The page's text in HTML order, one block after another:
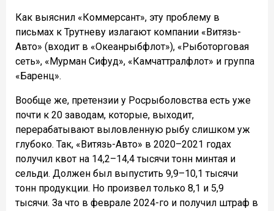
Как выяснил «Коммерсант», эту проблему в
письмах к Трутневу излагают компании «Витязь-
Авто» (входит в «Океанрыбфлот»), «Рыботорговая
сеть», «Мурман Сифуд», «Камчаттралфлот» и группа
«Баренц».
Вообще же, претензии у Росрыболовства есть уже
почти к 20 заводам, которые, выходит,
перерабатывают выловленную рыбу слишком уж
глубоко. Так, «Витязь-Авто» в 2020–2021 годах
получил квот на 14,2–14,4 тысячи тонн минтая и
сельди. Должен был выпустить 9,9–10,1 тысячи
тонн продукции. Но произвел только 8,1 и 5,9
тысячи. За что в феврале 2024-го и получил штраф в